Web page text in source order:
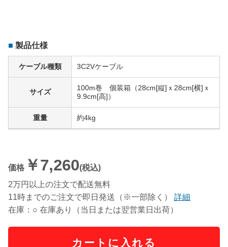
製品仕様
ケーブル種類 3C2Vケーブル
サイズ
100m巻 個装箱（28cm[縦]ｘ28cm[横]ｘ
9.9cm[高]）
重量 約4kg
価格 ￥7,260(税込)
2万円以上の注文で配送無料
11時までのご注文で即日発送（※一部除く）
詳細
在庫：○ 在庫あり（当日または翌営業日出荷）
カートに入れる